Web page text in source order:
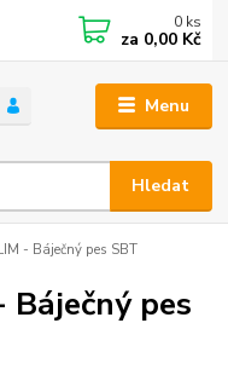
Menu
Hledat
0 ks
za 0,00 Kč
- Báječný pes SBT
pes